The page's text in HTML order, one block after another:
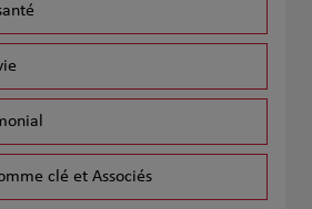
clé et Associés